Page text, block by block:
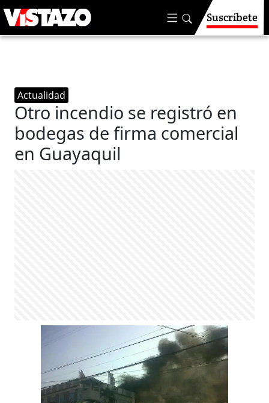
Suscríbete
Actualidad
Otro incendio se registró en
bodegas de firma comercial
en Guayaquil